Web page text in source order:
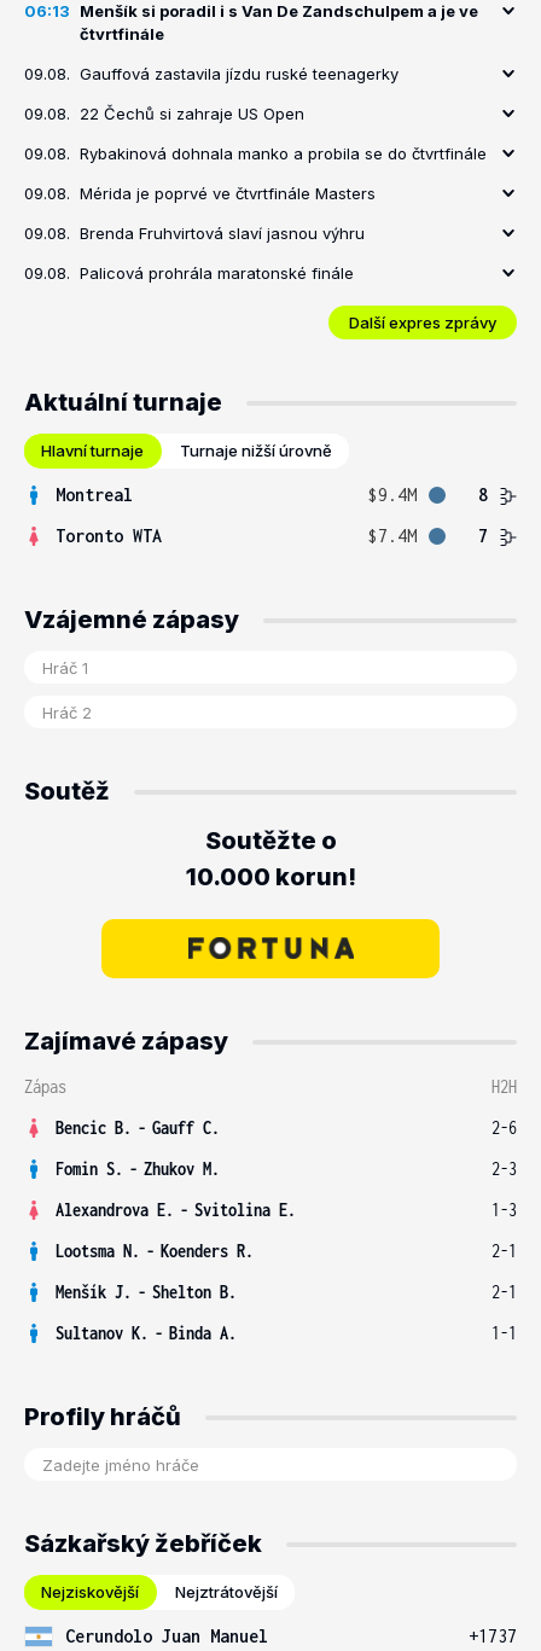
06:13
Menšík si poradil i s Van De Zandschulpem a je ve
čtvrtfinále
09.08. Gauffová zastavila jízdu ruské teenagerky
09.08. 22 Čechů si zahraje US Open
09.08. Rybakinová dohnala manko a probila se do čtvrtfinále
09.08. Mérida je poprvé ve čtvrtfinále Masters
09.08. Brenda Fruhvirtová slaví jasnou výhru
09.08. Palicová prohrála maratonské finále
Další expres zprávy
Aktuální turnaje
Hlavní turnaje Turnaje nižší úrovně
Montreal $9.4M
8
Toronto WTA
$7.4M 7
Vzájemné zápasy
Soutěž
Soutěžte o
10.000 korun!
Zajímavé zápasy
Zápas
H2H
Bencic B. - Gauff C.
2-6
Fomin S. - Zhukov M.
2-3
Alexandrova E. - Svitolina E.
1-3
Lootsma N. - Koenders R.
2-1
Menšík J. - Shelton B.
2-1
Sultanov K. - Binda A. 1-1
Profily hráčů
Sázkařský žebříček
Nejziskovější Nejztrátovější
Cerundolo Juan Manuel
+1737